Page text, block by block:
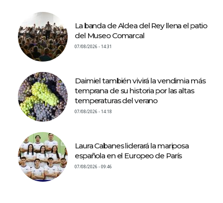
La banda de Aldea del Rey llena el patio
del Museo Comarcal
07/08/2026 - 14:31
Daimiel también vivirá la vendimia más
temprana de su historia por las altas
temperaturas del verano
07/08/2026 - 14:18
Laura Cabanes liderará la mariposa
española en el Europeo de París
07/08/2026 - 09:46